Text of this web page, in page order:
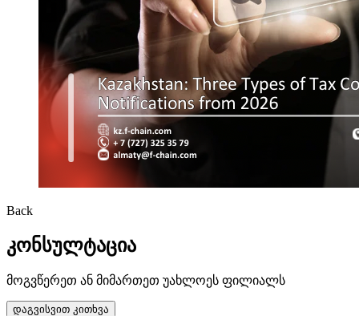
Back
კონსულტაცია
მოგვწერეთ ან მიმართეთ უახლოეს ფილიალს
დაგვისვით კითხვა